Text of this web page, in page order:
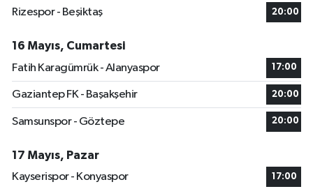
Rizespor - Beşiktaş
20:00
16 Mayıs, Cumartesi
Fatih Karagümrük - Alanyaspor
17:00
Gaziantep FK - Başakşehir 20:00
Samsunspor - Göztepe 20:00
17 Mayıs, Pazar
Kayserispor - Konyaspor
17:00